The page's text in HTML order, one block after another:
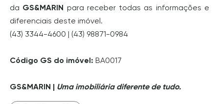
da GS&MARIN para receber todas as informações e
diferenciais deste imóvel.
(43) 3344-4600 | (43) 98871-0984
Código GS do imóvel: BA0017
GS&MARIN | Uma imobiliária diferente de tudo.